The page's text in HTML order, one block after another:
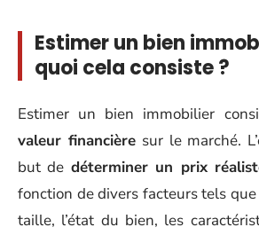
Estimer un bien
quoi cela consiste ?
Estimer un bien immobilier
valeur financièresur le marché.
but de déterminer un prix
fonction de divers facteurs tels que
taille, l’état du bien, les